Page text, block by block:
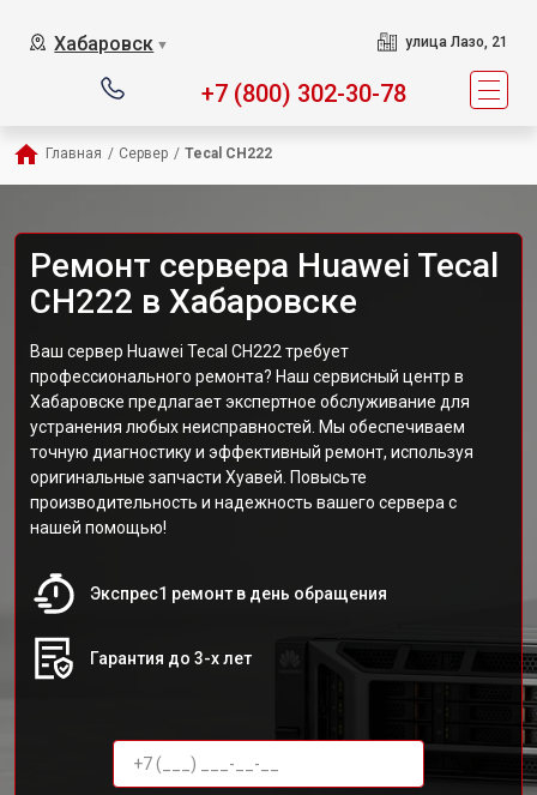
Хабаровск ▼ улица Лазо, 21
+7 (800) 302-30-78
Главная / Сервер / Tecal CH222
Ремонт сервера Huawei Tecal
CH222 в Хабаровске
Ваш сервер Huawei Tecal CH222 требует
профессионального ремонта? Наш сервисный центр в
Хабаровске предлагает экспертное обслуживание для
устранения любых неисправностей. Мы обеспечиваем
точную диагностику и эффективный ремонт, используя
оригинальные запчасти Хуавей. Повысьте
производительность и надежность вашего сервера с
нашей помощью!
Экспрес1 ремонт в день обращения
Гарантия до 3-х лет